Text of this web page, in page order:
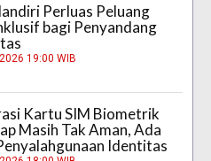
Perluas Peluang
bagi Penyandang
19:00 WIB
Kartu SIM Biometrik
Masih Tak Aman, Ada
Identitas